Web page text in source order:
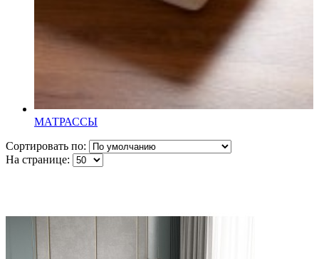
МАТРАССЫ
Сортировать по:
На странице: